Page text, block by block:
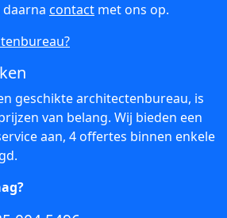
contact met ons op.
geschikte architectenbureau, is
van belang. Wij bieden een
aan, 4 offertes binnen enkele